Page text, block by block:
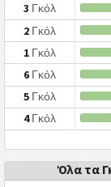
3 Γκόλ
2 Γκόλ
1 Γκόλ
6 Γκόλ
5 Γκόλ
4Γκόλ
Όλα τα